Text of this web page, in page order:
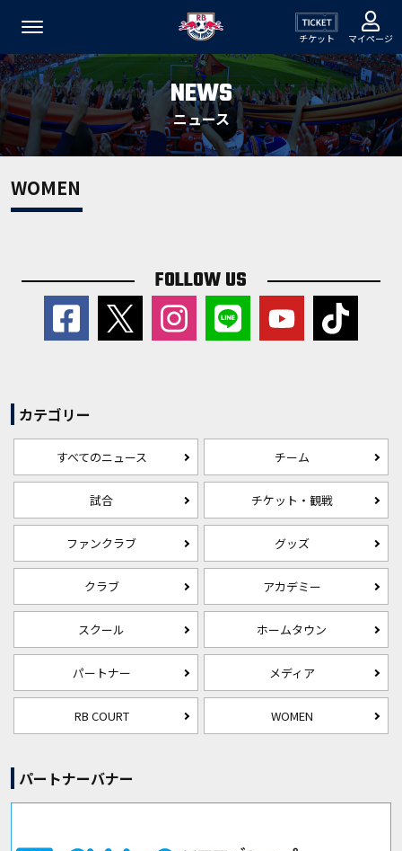
チケット マイページ
NEWS
ニュース
WOMEN
FOLLOW US
カテゴリー
すべてのニュース チーム
試合 チケット・観戦
ファンクラブ グッズ
クラブ アカデミー
スクール ホームタウン
パートナー メディア
RB COURT WOMEN
パートナーバナー